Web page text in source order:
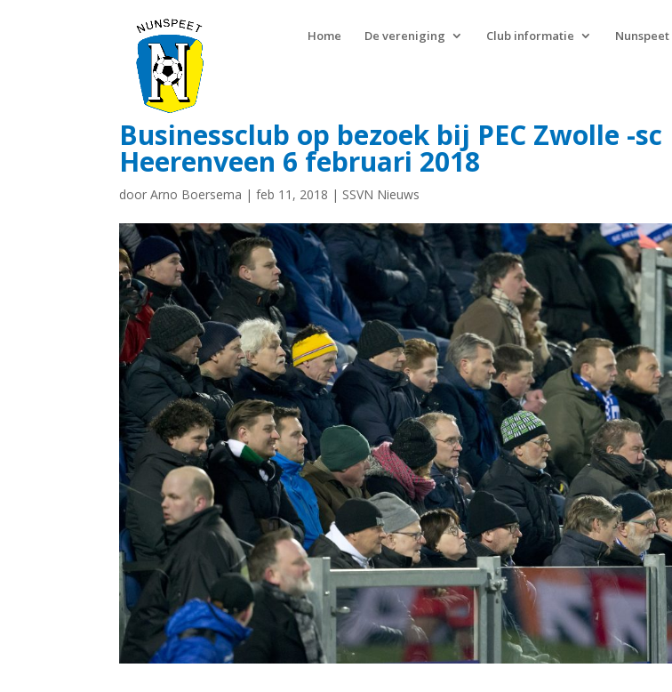
Home De vereniging Club informatie Nunspeet
Businessclub op bezoek bij PEC Zwolle -sc
Heerenveen 6 februari 2018
doorArno Boersema |feb 11, 2018 | SSVN Nieuws